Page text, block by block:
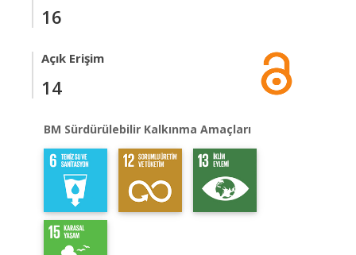
16
Açık Erişim
14
BM Sürdürülebilir Kalkınma Amaçları